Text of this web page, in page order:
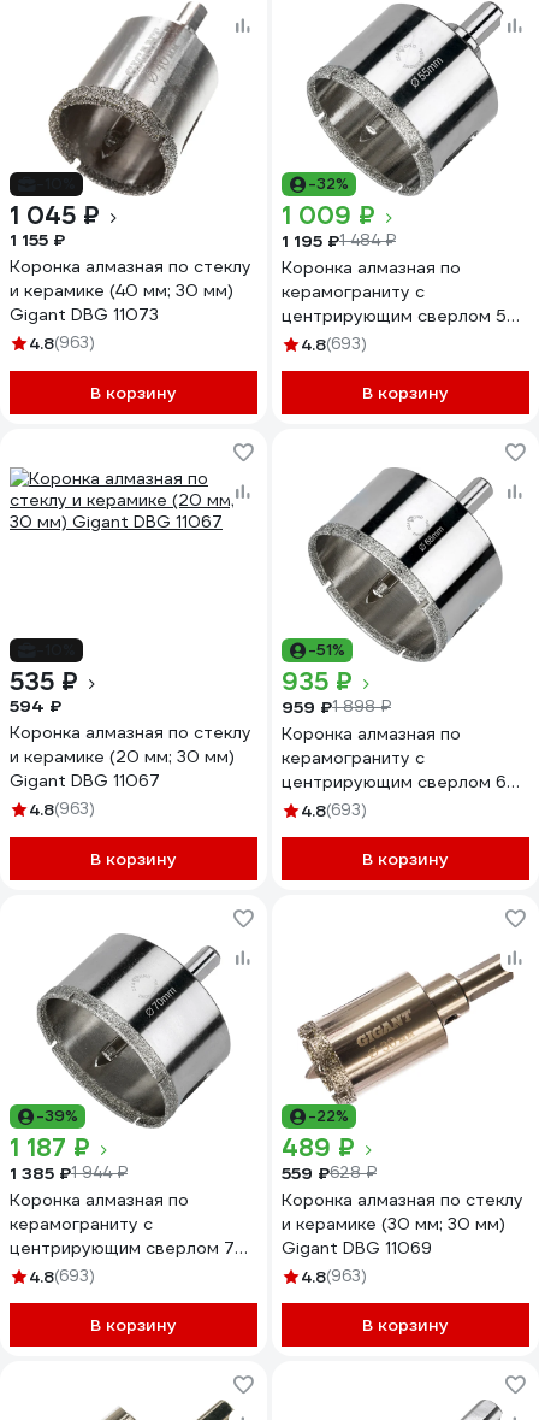
1 045 ₽
1 155 ₽
Коронка алмазная по стеклу
и керамике (40 мм; 30 мм)
Gigant DBG 11073
4.8(963)
В корзину
-32%
1 009 ₽
1 195 ₽1 484 ₽
Коронка алмазная по
керамограниту с
центрирующим сверлом 55
мм Diamond Industrial
4.8(693)
В корзину
535 ₽
594 ₽
Коронка алмазная по стеклу
и керамике (20 мм; 30 мм)
Gigant DBG 11067
4.8(963)
В корзину
-51%
935 ₽
959 ₽1 898 ₽
Коронка алмазная по
керамограниту с
центрирующим сверлом 68
мм Diamond Industrial
4.8(693)
В корзину
-39%
1 187 ₽
1 385 ₽1 944 ₽
Коронка алмазная по
керамограниту с
центрирующим сверлом 70
мм Diamond Industrial
4.8(693)
В корзину
-22%
489 ₽
559 ₽628 ₽
Коронка алмазная по стеклу
и керамике (30 мм; 30 мм)
Gigant DBG 11069
4.8(963)
В корзину